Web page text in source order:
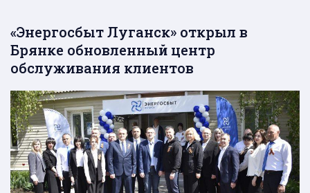
«Энергосбыт Луганск» открыл в
Брянке обновленный центр
обслуживания клиентов